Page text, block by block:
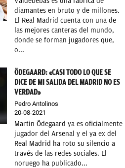
diamantes en bruto y de millones.
El Real Madrid cuenta con una de
las mejores canteras del mundo,
donde se forman jugadores que,
o...
ÖDEGAARD: «CASI TODO LO QUE SE
DICE DE MI SALIDA DEL MADRID NO ES
VERDAD»
Pedro Antolinos
20-08-2021
Martin Ödegaard ya es oficialmente
jugador del Arsenal y el ya ex del
Real Madrid ha roto su silencio a
través de las redes sociales. El
noruego ha publicado...